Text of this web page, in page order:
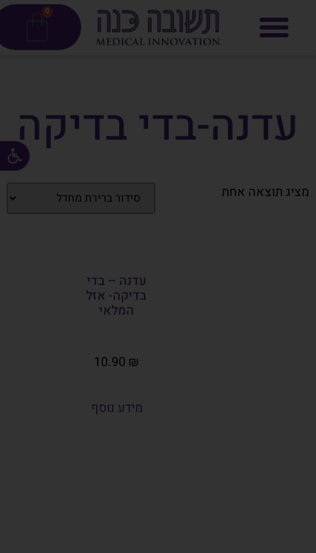
פתח
0
עדנה-בדי בדיקה
מציג תוצאה אחת
עדנה – בדי
בדיקה- אזל
המלאי
₪
מידע נוסף